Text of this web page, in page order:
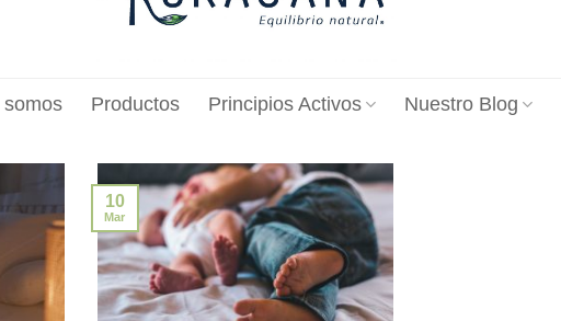
somos Productos Principios Activos Nuestro Blog
10
Mar